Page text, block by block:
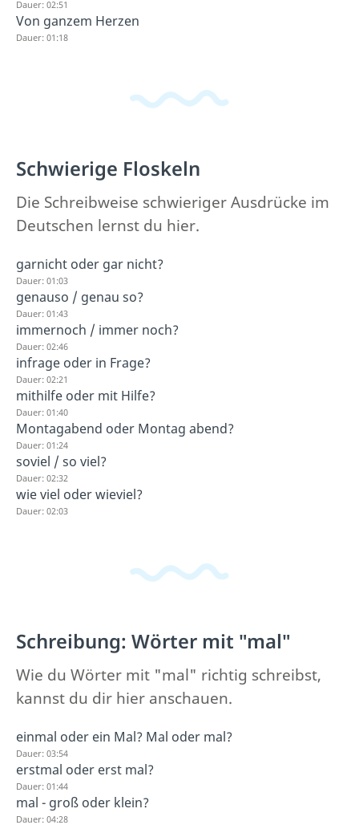
Dauer: 02:51
Von ganzem Herzen
Dauer: 01:18
Schwierige Floskeln
Die Schreibweise schwieriger Ausdrücke im
Deutschen lernst du hier.
garnicht oder gar nicht?
Dauer: 01:03
genauso / genau so?
Dauer: 01:43
immernoch / immer noch?
Dauer: 02:46
infrage oder in Frage?
Dauer: 02:21
mithilfe oder mit Hilfe?
Dauer: 01:40
Montagabend oder Montag abend?
Dauer: 01:24
soviel / so viel?
Dauer: 02:32
wie viel oder wieviel?
Dauer: 02:03
Schreibung: Wörter mit "mal"
Wie du Wörter mit "mal" richtig schreibst,
kannst du dir hier anschauen.
einmal oder ein Mal? Mal oder mal?
Dauer: 03:54
erstmal oder erst mal?
Dauer: 01:44
mal - groß oder klein?
Dauer: 04:28